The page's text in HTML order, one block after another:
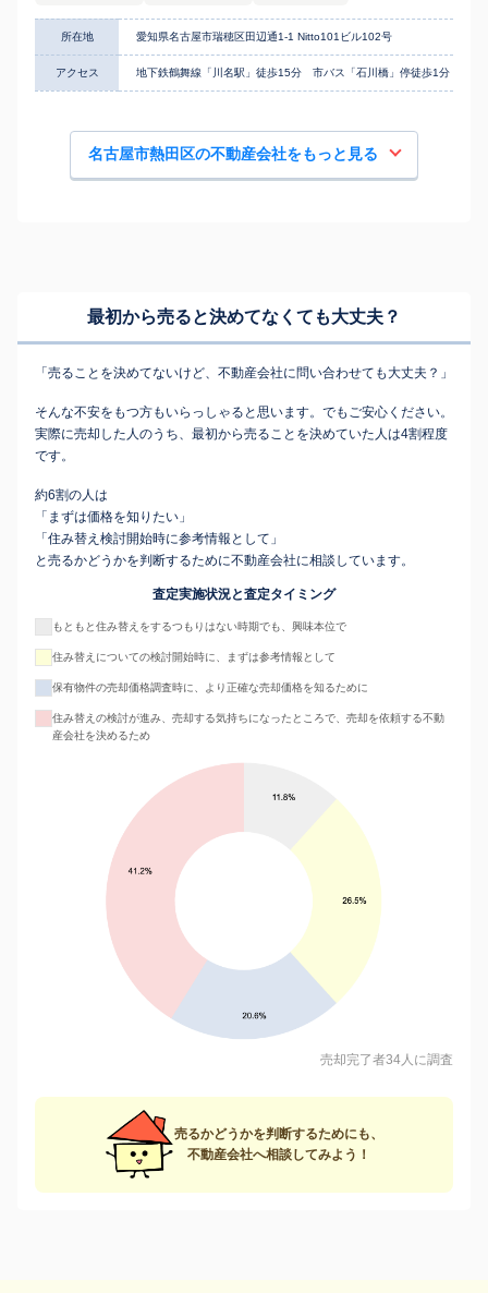
所在地 愛知県名古屋市瑞穂区田辺通1-1 Nitto101ビル102号
アクセス 地下鉄鶴舞線「川名駅」徒歩15分 市バス「石川橋」停徒歩1分
名古屋市熱田区の不動産会社をもっと見る
最初から売ると決めてなくても大丈夫？
「売ることを決めてないけど、不動産会社に問い合わせても大丈夫？」
そんな不安をもつ方もいらっしゃると思います。でもご安心ください。
実際に売却した人のうち、最初から売ることを決めていた人は4割程度
です。
約6割の人は
「まずは価格を知りたい」
「住み替え検討開始時に参考情報として」
と売るかどうかを判断するために不動産会社に相談しています。
査定実施状況と査定タイミング
もともと住み替えをするつもりはない時期でも、興味本位で
住み替えについての検討開始時に、まずは参考情報として
保有物件の売却価格調査時に、より正確な売却価格を知るために
住み替えの検討が進み、売却する気持ちになったところで、売却を依頼する不動
産会社を決めるため
売却完了者34人に調査
売るかどうかを判断するためにも、
不動産会社へ相談してみよう！